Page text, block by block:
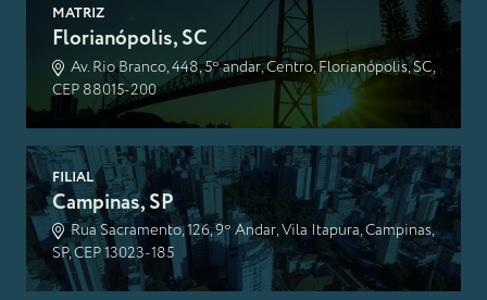
MATRIZ
Florianópolis, SC
Av. Rio Branco, 448, 5º andar, Centro, Florianópolis, SC,
CEP 88015-200
FILIAL
Campinas, SP
Rua Sacramento, 126, 9º Andar, Vila Itapura, Campinas,
SP, CEP 13023-185